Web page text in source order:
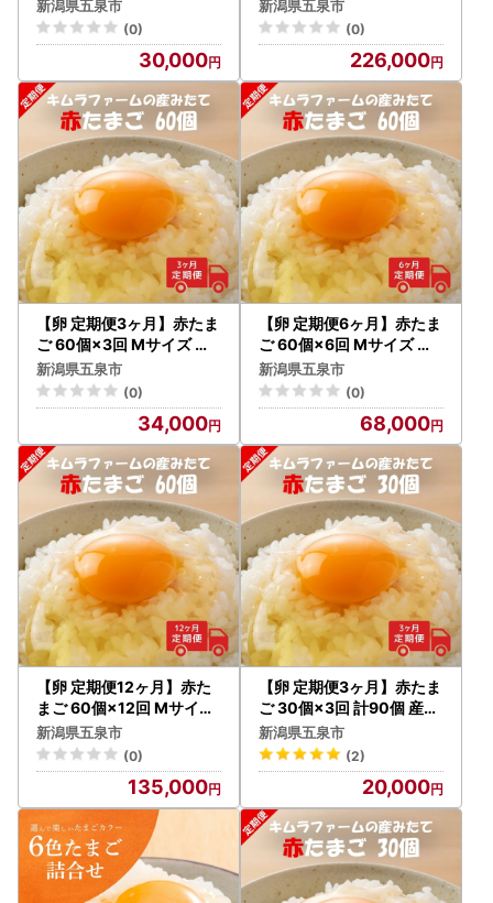
潟県 五泉市 たまご 玉子 鶏
卵 定期便
新潟県五泉市
(0)
30,000
潟県 五泉市 たまご 玉子 鶏
卵 定期便
新潟県五泉市
(0)
226,000
【卵 定期便3ヶ月】赤たま
ご 60個×3回 Mサイズ 産
みたて キムラファーム | 新
潟県 五泉市 たまご 玉子 鶏
卵 定期便
新潟県五泉市
(0)
34,000
【卵 定期便6ヶ月】赤たま
ご 60個×6回 Mサイズ 産
みたて キムラファーム | 新
潟県 五泉市 たまご 玉子 鶏
卵 定期便
新潟県五泉市
(0)
68,000
【卵 定期便12ヶ月】赤た
まご 60個×12回 Mサイズ
産みたて キムラファーム |
新潟県 五泉市 たまご 玉子
鶏卵 定期便
新潟県五泉市
(0)
135,000
【卵 定期便3ヶ月】赤たま
ご 30個×3回 計90個 産み
たて キムラファーム | 新潟
県 五泉市 たまご 玉子 鶏卵
定期便
新潟県五泉市
(2)
20,000